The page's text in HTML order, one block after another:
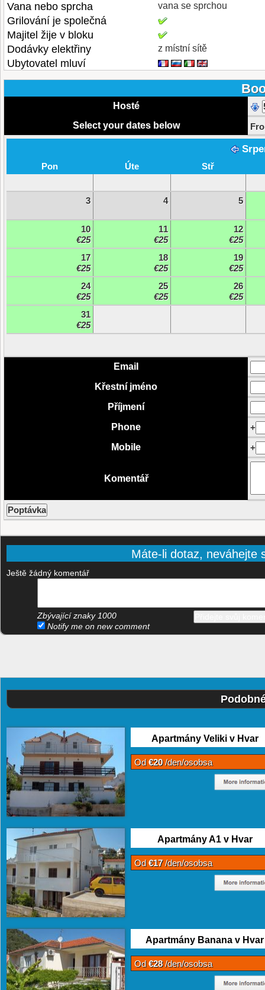
Vana nebo sprcha
vana se sprchou
Grilování je společná
Majitel žije v bloku
Dodávky elektřiny
z místní sítě
Ubytovatel mluví
Hosté
Select your dates below
Pon Úte Stř
3 4 5
10
€25
11
€25
12
€25
17
€25
18
€25
19
€25
24
€25
25
€25
26
€25
31
€25
Email
Křestní jméno
Příjmení
Phone
+
Mobile
+
Komentář
Máte-li dotaz, neváhejte
Ještě žádný komentář
Zbývající znaky 1000
Notify me on new comment
Apartmány Veliki v Hvar
Od€20/den/osobsa
Apartmány A1 v Hvar
Od€17/den/osobsa
Apartmány Banana v Hvar
Od€28/den/osobsa